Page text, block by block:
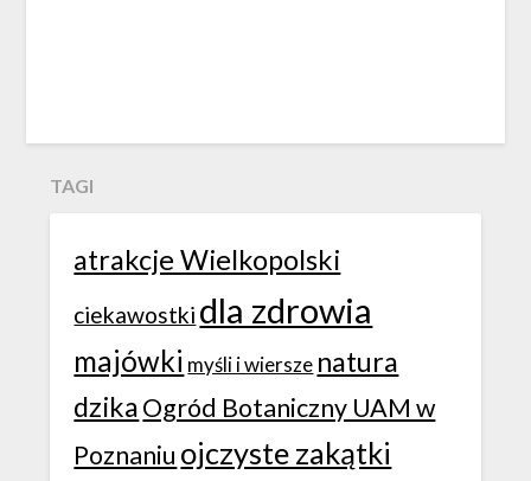
TAGI
atrakcje Wielkopolski
ciekawostki dla zdrowia
majówki myśli i wiersze natura
dzikaOgród Botaniczny UAM w
Poznaniu ojczyste zakątki